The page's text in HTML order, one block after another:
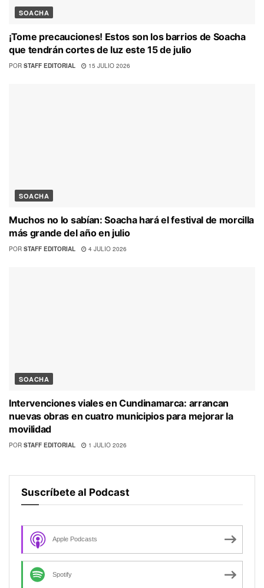
SOACHA
¡Tome precauciones! Estos son los barrios de Soacha
que tendrán cortes de luz este 15 de julio
POR STAFF EDITORIAL 15 JULIO 2026
SOACHA
Muchos no lo sabían: Soacha hará el festival de morcilla
más grande del año en julio
POR STAFF EDITORIAL 4 JULIO 2026
SOACHA
Intervenciones viales en Cundinamarca: arrancan
nuevas obras en cuatro municipios para mejorar la
movilidad
POR STAFF EDITORIAL 1 JULIO 2026
Suscríbete al Podcast
Apple Podcasts
Spotify